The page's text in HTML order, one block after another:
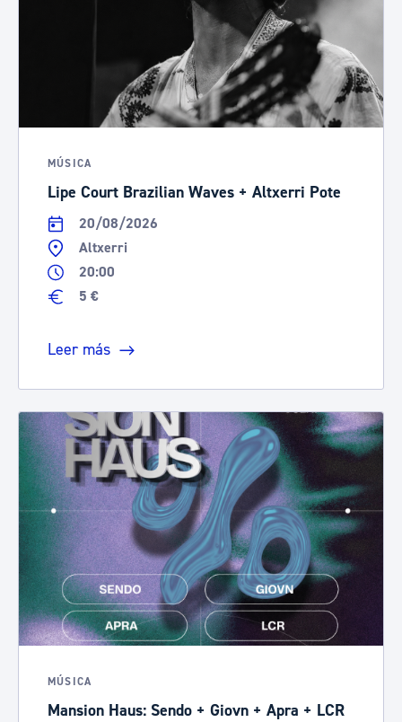
MÚSICA
Lipe Court Brazilian Waves + Altxerri Pote
20/08/2026
Altxerri
20:00
5 €
Leer más
MÚSICA
Mansion Haus: Sendo + Giovn + Apra + LCR